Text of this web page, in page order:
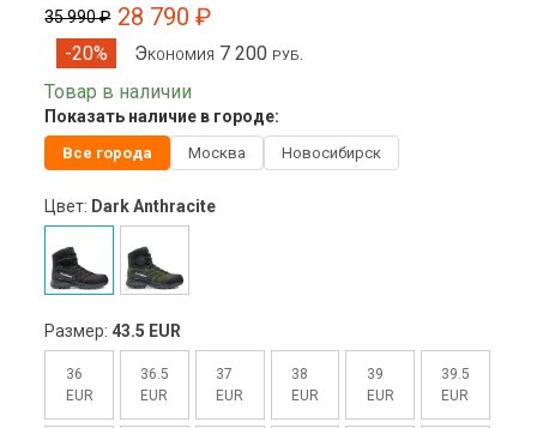
35 990 ₽ 28 790 ₽
-20%
Экономия 7 200 руб.
Товар в наличии
Показать наличие в городе:
Все города Москва Новосибирск
Цвет: Dark Anthracite
Размер:43.5 EUR
36
EUR
36.5
EUR
37
EUR
38
EUR
39
EUR
39.5
EUR